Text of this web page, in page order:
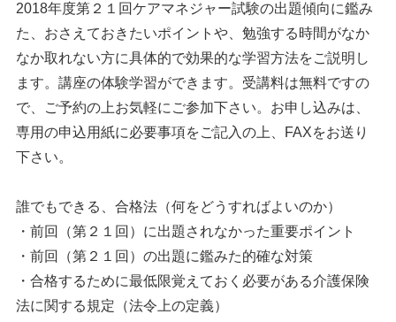
2018年度第２１回ケアマネジャー試験の出題傾向に鑑み
た、おさえておきたいポイントや、勉強する時間がなか
なか取れない方に具体的で効果的な学習方法をご説明し
ます。講座の体験学習ができます。受講料は無料ですの
で、ご予約の上お気軽にご参加下さい。お申し込みは、
専用の申込用紙に必要事項をご記入の上、FAXをお送り
下さい。
誰でもできる、合格法（何をどうすればよいのか）
・前回（第２１回）に出題されなかった重要ポイント
・前回（第２１回）の出題に鑑みた的確な対策
・合格するために最低限覚えておく必要がある介護保険
法に関する規定（法令上の定義）